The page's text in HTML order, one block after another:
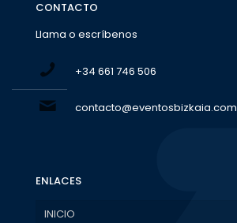
CONTACTO
Llama o escríbenos
+34 661 746 506
contacto@eventosbizkaia.com
ENLACES
INICIO